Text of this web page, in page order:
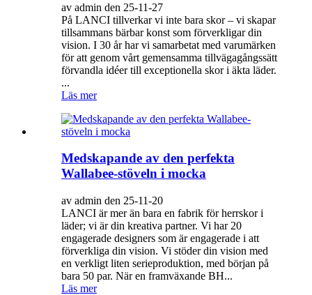
av admin den 25-11-27
På LANCI tillverkar vi inte bara skor – vi skapar
tillsammans bärbar konst som förverkligar din
vision. I 30 år har vi samarbetat med varumärken
för att genom vårt gemensamma tillvägagångssätt
förvandla idéer till exceptionella skor i äkta läder.
...
Läs mer
Medskapande av den perfekta
Wallabee-stöveln i mocka
av admin den 25-11-20
LANCI är mer än bara en fabrik för herrskor i
läder; vi är din kreativa partner. Vi har 20
engagerade designers som är engagerade i att
förverkliga din vision. Vi stöder din vision med
en verkligt liten serieproduktion, med början på
bara 50 par. När en framväxande BH...
Läs mer